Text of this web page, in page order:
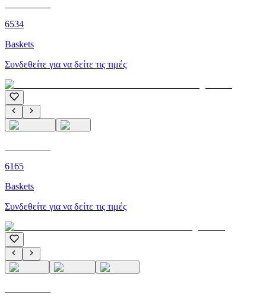
6534
Baskets
Συνδεθείτε για να δείτε τις τιμές
6165
Baskets
Συνδεθείτε για να δείτε τις τιμές